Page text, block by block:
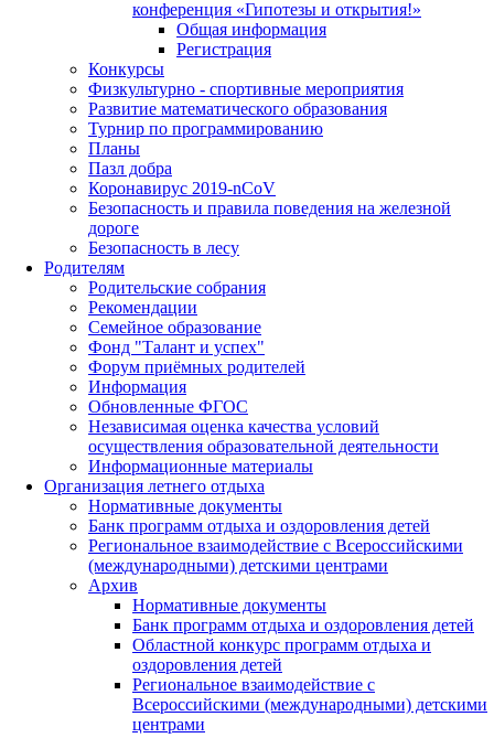
конференция «Гипотезы и открытия!»
Общая информация
Регистрация
Конкурсы
Физкультурно - спортивные мероприятия
Развитие математического образования
Турнир по программированию
Планы
Пазл добра
Коронавирус 2019-nCoV
Безопасность и правила поведения на железной
дороге
Безопасность в лесу
Родителям
Родительские собрания
Рекомендации
Семейное образование
Фонд "Талант и успех"
Форум приёмных родителей
Информация
Обновленные ФГОС
Независимая оценка качества условий
осуществления образовательной деятельности
Информационные материалы
Организация летнего отдыха
Нормативные документы
Банк программ отдыха и оздоровления детей
Региональное взаимодействие с Всероссийскими
(международными) детскими центрами
Архив
Нормативные документы
Банк программ отдыха и оздоровления детей
Областной конкурс программ отдыха и
оздоровления детей
Региональное взаимодействие с
Всероссийскими (международными) детскими
центрами